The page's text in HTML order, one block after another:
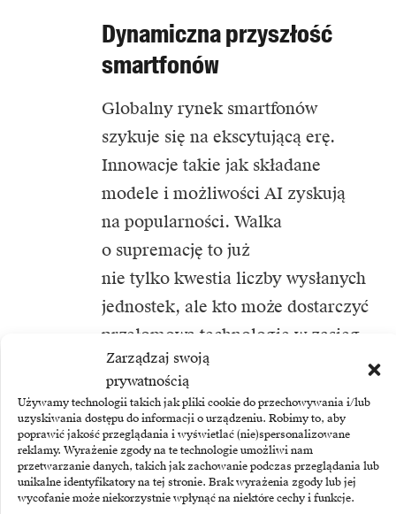
Zarządzaj swoją
prywatnością
Używamy technologii takich jak pliki cookie do przechowywania i/lub
uzyskiwania dostępu do informacji o urządzeniu. Robimy to, aby
poprawić jakość przeglądania i wyświetlać (nie)spersonalizowane
reklamy. Wyrażenie zgody na te technologie umożliwi nam
przetwarzanie danych, takich jak zachowanie podczas przeglądania lub
unikalne identyfikatory na tej stronie. Brak wyrażenia zgody lub jej
wycofanie może niekorzystnie wpłynąć na niektóre cechy i funkcje.
Dynamiczna przyszłość
smartfonów
Globalny rynek smartfonów
szykuje się na ekscytującą erę.
Innowacje takie jak składane
modele i możliwości AI zyskują
na popularności. Walka
o supremację to już
nie tylko kwestia liczby wysłanych
jednostek, ale kto może dostarczyć
przełomową technologię w zasięg
ręki konsumentów.
TEMATY: AppleiPhoneMobileVivoXiaomi